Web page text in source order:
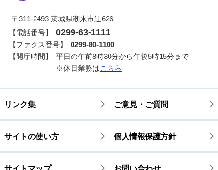
〒311-2493 茨城県潮来市辻626
【電話番号】
0299-63-1111
【ファクス番号】
0299-80-1100
【開庁時間】
平日の午前8時30分から午後5時15分まで
※休日業務はこちら
リンク集 ご意見・ご質問
サイトの使い方 個人情報保護方針
サイトマップ お問い合わせ